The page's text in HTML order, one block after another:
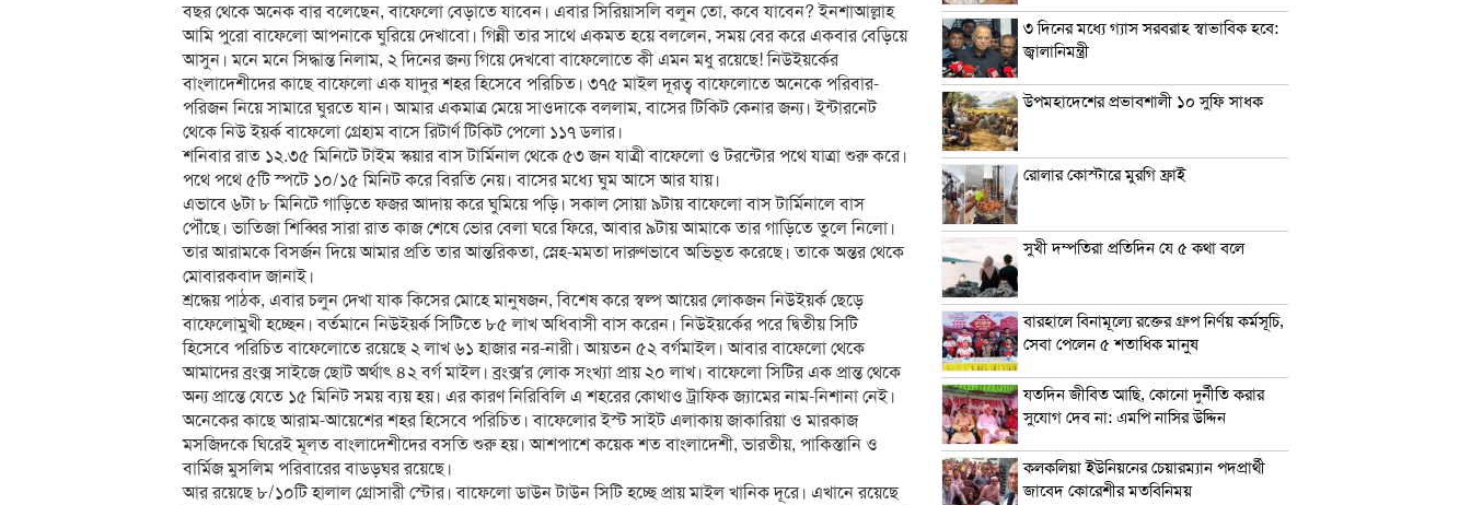
বছর থেকে অনেক বার বলেছেন, বাফেলো বেড়াতে যাবেন। এবার সিরিয়াসলি বলুন তো, কবে যাবেন? ইনশাআল্লাহ
আমি পুরো বাফেলো আপনাকে ঘুরিয়ে দেখাবো। গিন্নী তার সাথে একমত হয়ে বললেন, সময় বের করে একবার বেড়িয়ে
আসুন। মনে মনে সিদ্ধান্ত নিলাম, ২ দিনের জন্য গিয়ে দেখবো বাফেলোতে কী এমন মধু রয়েছে! নিউইয়র্কের
বাংলাদেশীদের কাছে বাফেলো এক যাদুর শহর হিসেবে পরিচিত। ৩৭৫ মাইল দূরত্ব বাফেলোতে অনেকে পরিবার-
পরিজন নিয়ে সামারে ঘুরতে যান। আমার একমাত্র মেয়ে সাওদাকে বললাম, বাসের টিকিট কেনার জন্য। ইন্টারনেট
থেকে নিউ ইয়র্ক বাফেলো গ্রেহাম বাসে রিটার্ণ টিকিট পেলো ১১৭ ডলার।
শনিবার রাত ১২.৩৫ মিনিটে টাইম স্কয়ার বাস টার্মিনাল থেকে ৫৩ জন যাত্রী বাফেলো ও টরন্টোর পথে যাত্রা শুরু করে।
পথে পথে ৫টি স্পটে ১০/১৫ মিনিট করে বিরতি নেয়। বাসের মধ্যে ঘুম আসে আর যায়।
এভাবে ৬টা ৮ মিনিটে গাড়িতে ফজর আদায় করে ঘুমিয়ে পড়ি। সকাল সোয়া ৯টায় বাফেলো বাস টার্মিনালে বাস
পৌঁছে। ভাতিজা শিব্বির সারা রাত কাজ শেষে ভোর বেলা ঘরে ফিরে, আবার ৯টায় আমাকে তার গাড়িতে তুলে নিলো।
তার আরামকে বিসর্জন দিয়ে আমার প্রতি তার আন্তরিকতা, স্নেহ-মমতা দারুণভাবে অভিভূত করেছে। তাকে অন্তর থেকে
মোবারকবাদ জানাই।
শ্রদ্ধেয় পাঠক, এবার চলুন দেখা যাক কিসের মোহে মানুষজন, বিশেষ করে স্বল্প আয়ের লোকজন নিউইয়র্ক ছেড়ে
বাফেলোমুখী হচ্ছেন। বর্তমানে নিউইয়র্ক সিটিতে ৮৫ লাখ অধিবাসী বাস করেন। নিউইয়র্কের পরে দ্বিতীয় সিটি
হিসেবে পরিচিত বাফেলোতে রয়েছে ২ লাখ ৬১ হাজার নর-নারী। আয়তন ৫২ বর্গমাইল। আবার বাফেলো থেকে
আমাদের ব্রংক্স সাইজে ছোট অর্থাৎ ৪২ বর্গ মাইল। ব্রংক্স’র লোক সংখ্যা প্রায় ২০ লাখ। বাফেলো সিটির এক প্রান্ত থেকে
অন্য প্রান্তে যেতে ১৫ মিনিট সময় ব্যয় হয়। এর কারণ নিরিবিলি এ শহরের কোথাও ট্রাফিক জ্যামের নাম-নিশানা নেই।
অনেকের কাছে আরাম-আয়েশের শহর হিসেবে পরিচিত। বাফেলোর ইস্ট সাইট এলাকায় জাকারিয়া ও মারকাজ
মসজিদকে ঘিরেই মূলত বাংলাদেশীদের বসতি শুরু হয়। আশপাশে কয়েক শত বাংলাদেশী, ভারতীয়, পাকিস্তানি ও
বার্মিজ মুসলিম পরিবারের বাডড়ঘর রয়েছে।
আর রয়েছে ৮/১০টি হালাল গ্রোসারী স্টোর। বাফেলো ডাউন টাউন সিটি হচ্ছে প্রায় মাইল খানিক দূরে। এখানে রয়েছে
৩ দিনের মধ্যে গ্যাস সরবরাহ স্বাভাবিক হবে:
জ্বালানিমন্ত্রী
উপমহাদেশের প্রভাবশালী ১০ সুফি সাধক
রোলার কোস্টারে মুরগি ফ্রাই
সুখী দম্পতিরা প্রতিদিন যে ৫ কথা বলে
বারহালে বিনামূল্যে রক্তের গ্রুপ নির্ণয় কর্মসূচি,
সেবা পেলেন ৫ শতাধিক মানুষ
যতদিন জীবিত আছি, কোনো দুর্নীতি করার
সুযোগ দেব না: এমপি নাসির উদ্দিন
কলকলিয়া ইউনিয়নের চেয়ারম্যান পদপ্রার্থী
জাবেদ কোরেশীর মতবিনিময়